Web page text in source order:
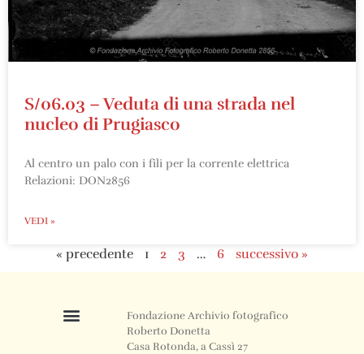
S/06.03 – Veduta di una strada nel
nucleo di Prugiasco
Al centro un palo con i fili per la corrente elettrica
Relazioni: DON2856
VEDI »
« precedente 1 2 3 … 6 successivo »
Fondazione Archivio fotografico
Roberto Donetta
Casa Rotonda, a Cassì 27